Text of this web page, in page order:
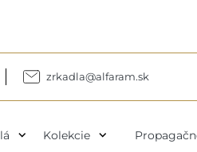
zrkadla@alfaram.sk
expand_more Kolekcie expand_more